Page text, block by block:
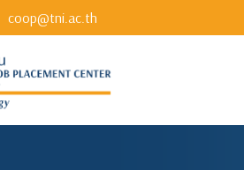
coop@tni.ac.th